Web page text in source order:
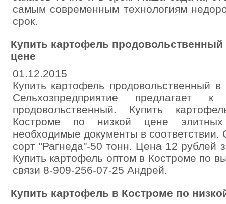
самым современным технологиям
срок.
Купить картофель
цене
01.12.2015
Купить картофель продовольственный
Сельхозпредприятие предлагает
продовольственный. Купить
Костроме по низкой цене
необходимые документы в
сорт "Рагнеда"-50 тонн. Цена 12 рублей
Купить картофель оптом в Костроме по
связи 8-909-256-07-25 Андрей.
Купить картофель в Костроме по